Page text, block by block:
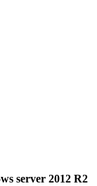
server 2012 R2